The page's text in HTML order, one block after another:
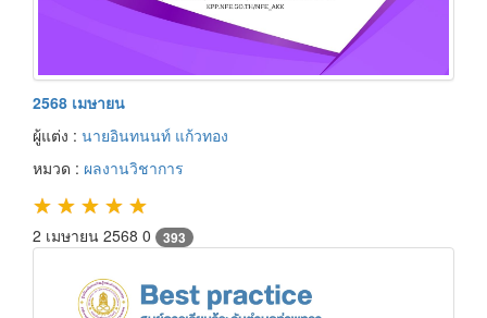
2568 เมษายน
ผู้แต่ง : นายอินทนนท์ แก้วทอง
หมวด : ผลงานวิชาการ
★ ★ ★ ★ ★
2 เมษายน 2568 0 393